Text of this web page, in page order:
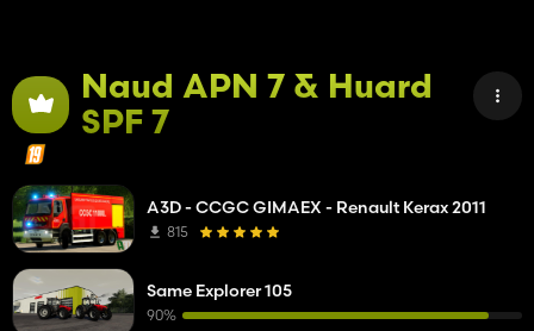
Naud APN 7 & Huard
SPF 7
A3D - CCGC GIMAEX - Renault Kerax 2011
815
Same Explorer 105
90%